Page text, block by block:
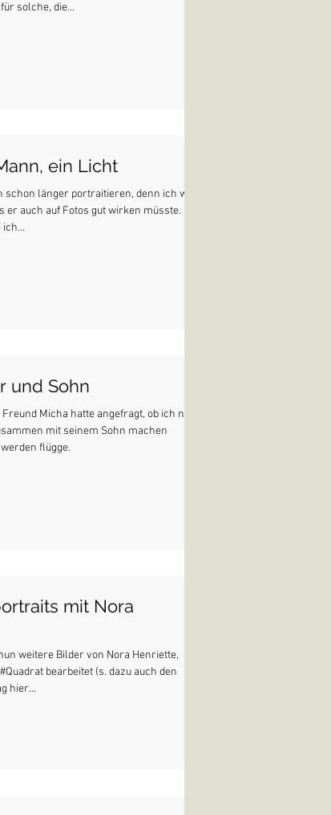
solche, die...
ein Licht
schon länger portraitieren, denn ich war
er auch auf Fotos gut wirken müsste.
und Sohn
Micha hatte angefragt, ob ich nicht
mit seinem Sohn machen
flügge.
mit Nora
weitere Bilder von Nora Henriette,
bearbeitet (s. dazu auch den
hier...